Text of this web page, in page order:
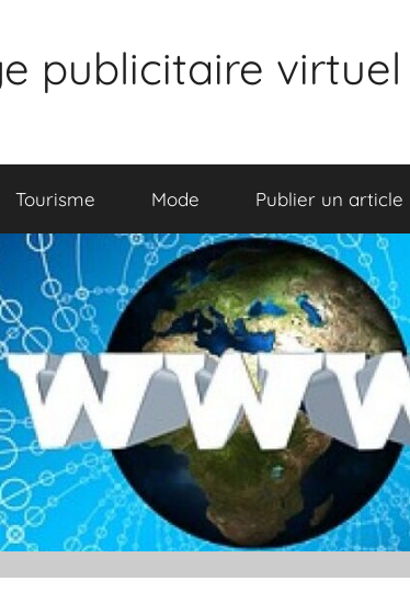
publicitaire
Tourisme Mode Publier un article